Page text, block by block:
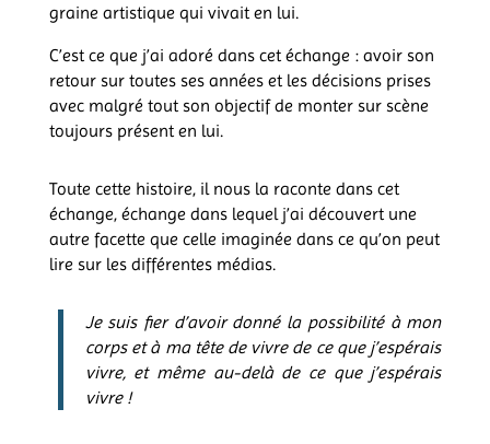
graine artistique qui vivait en lui.
C’est ce que j’ai adoré dans cet échange : avoir son
retour sur toutes ses années et les décisions prises
avec malgré tout son objectif de monter sur scène
toujours présent en lui.
Toute cette histoire, il nous la raconte dans cet
échange, échange dans lequel j’ai découvert une
autre facette que celle imaginée dans ce qu’on peut
lire sur les différentes médias.
Je suis fier d’avoir donné la possibilité à mon
corps et à ma tête de vivre de ce que j’espérais
vivre, et même au-delà de ce que j’espérais
vivre !